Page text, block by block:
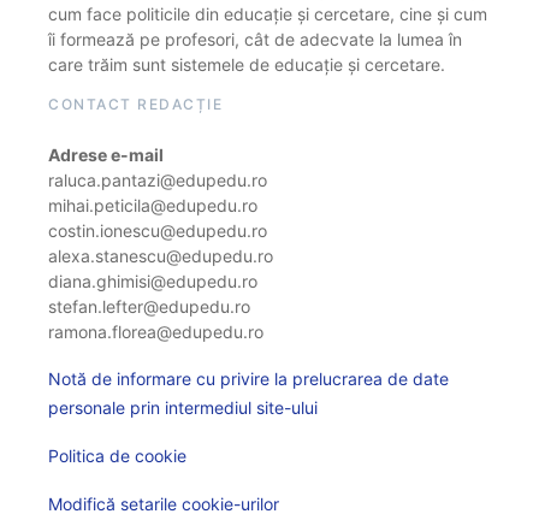
cum face politicile din educație și cercetare, cine și cum
îi formează pe profesori, cât de adecvate la lumea în
care trăim sunt sistemele de educație și cercetare.
CONTACT REDACȚIE
Adrese e-mail
raluca.pantazi@edupedu.ro
mihai.peticila@edupedu.ro
costin.ionescu@edupedu.ro
alexa.stanescu@edupedu.ro
diana.ghimisi@edupedu.ro
stefan.lefter@edupedu.ro
ramona.florea@edupedu.ro
Notă de informare cu privire la prelucrarea de date
personale prin intermediul site-ului
Politica de cookie
Modifică setarile cookie-urilor